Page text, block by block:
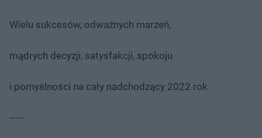
Wielu sukcesów, odważnych marzeń,
mądrych decyzji, satysfakcji, spokoju
i pomyślności na cały nadchodzący 2022 rok
-----